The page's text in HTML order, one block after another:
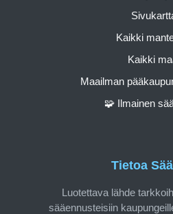
Tietoa
Luotettava lähde
sääennusteisiin
Kaikki
Kaikki
Maailman
🧩 Ilmainen